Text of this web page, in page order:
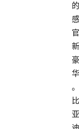
的
感
官
新
豪
华
。
比
亚